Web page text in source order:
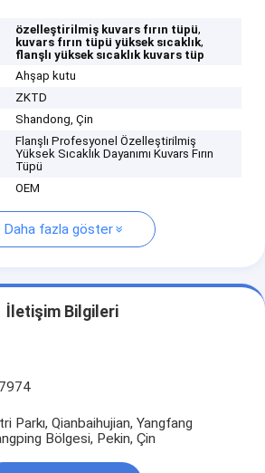
özelleştirilmiş kuvars fırın tüpü,
kuvars fırın tüpü yüksek sıcaklık,
flanşlı yüksek sıcaklık kuvars tüp
Ahşap kutu
ZKTD
Shandong, Çin
Flanşlı Profesyonel Özelleştirilmiş
Yüksek Sıcaklık Dayanımı Kuvars Fırın
Tüpü
OEM
Daha fazla göster
İletişim Bilgileri
Parkı, Qianbaihujian, Yangfang
Bölgesi, Pekin, Çin